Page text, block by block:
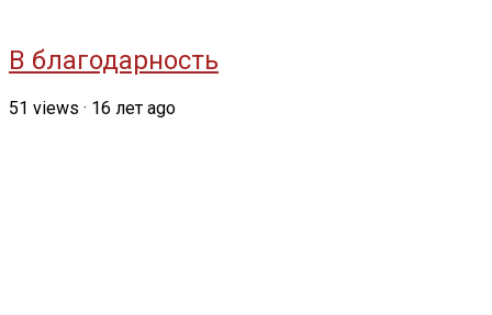
В благодарность
51 views · 16 лет ago